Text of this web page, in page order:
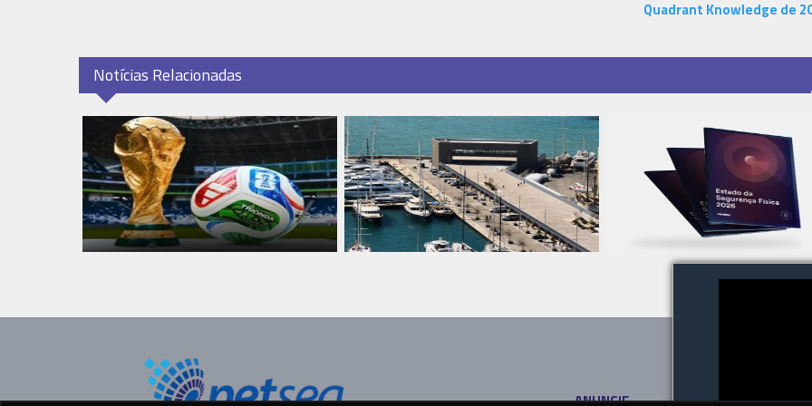
Quadrant Knowledge de
Notícias Relacionadas
ANUNCIE